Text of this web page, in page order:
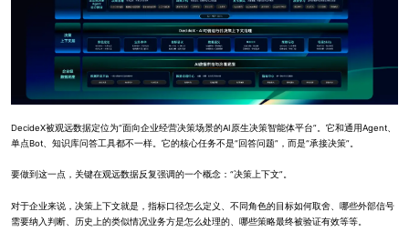
DecideX被观远数据定位为“面向企业经营决策场景的AI原生决策智能体平台”。它和通用Agent、
单点Bot、知识库问答工具都不一样。它的核心任务不是“回答问题”，而是“承接决策”。
要做到这一点，关键在观远数据反复强调的一个概念：“决策上下文”。
对于企业来说，决策上下文就是，指标口径怎么定义、不同角色的目标如何取舍、哪些外部信号
需要纳入判断、历史上的类似情况业务方是怎么处理的、哪些策略最终被验证有效等等。